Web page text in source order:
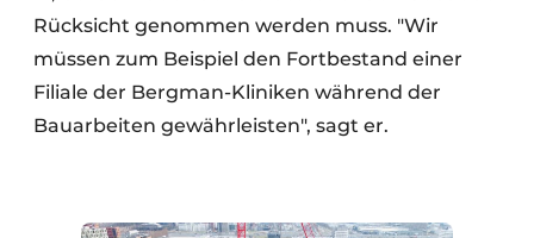
Rücksicht genommen werden muss. "Wir
müssen zum Beispiel den Fortbestand einer
Filiale der Bergman-Kliniken während der
Bauarbeiten gewährleisten", sagt er.